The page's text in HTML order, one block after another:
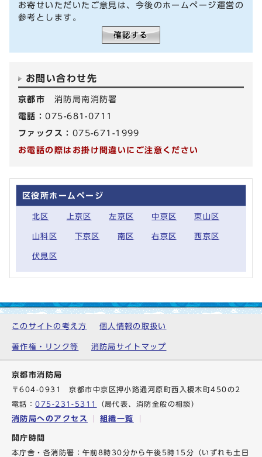
お寄せいただいたご意見は、今後のホームページ運営の
参考とします。
お問い合わせ先
京都市 消防局南消防署
電話：075-681-0711
ファックス： 075-671-1999
お電話の際はお掛け間違いにご注意ください
区役所ホームページ
北区 上京区 左京区 中京区 東山区
山科区 下京区 南区 右京区 西京区
伏見区
このサイトの考え方 個人情報の取扱い
著作権・リンク等 消防局サイトマップ
京都市消防局
〒604-0931 京都市中京区押小路通河原町西入榎木町450の2
電話：075-231-5311 （局代表、消防全般の相談）
消防局へのアクセス 組織一覧
開庁時間
本庁舎・各消防署：午前8時30分から午後5時15分（いずれも土日